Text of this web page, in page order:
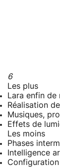
6
Les plus
Lara enfin de
Réalisation
Musiques,
Effets de
Les moins
Phases
Intelligence